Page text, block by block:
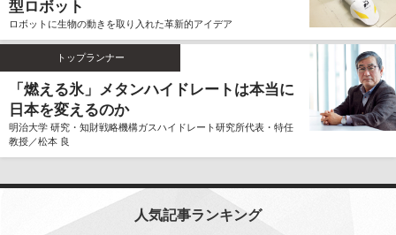
当社では、お客様よりご提供いただきました個人情報
を厳重に保管、管理し、個人情報の漏洩、滅失、毀損
を防止するため、必要かつ適切な安全管理措置を講じ
ます。
お客様よりご提供いただきました個人情報は、その利
用目的の達成に必要な範囲内において、正確かつ最新
の内容に保つよう努力するものとします。
を、上記ならびに下記に該当する場合を除いて、お客
様の事前のご同意をいただくことなく、お客様よりご
提供いただいた個人情報を第三者に開示、提供いたし
型ロボット
ロボットに生物の動きを取り入れた革新的アイデア
トップランナー
「燃える氷」メタンハイドレートは本当に
日本を変えるのか
明治大学 研究・知財戦略機構ガスハイドレート研究所代表・特任
教授／松本 良
人気記事ランキング